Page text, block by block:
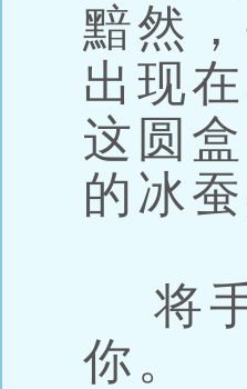
黯然
出现
这圆
的冰
将手
你。